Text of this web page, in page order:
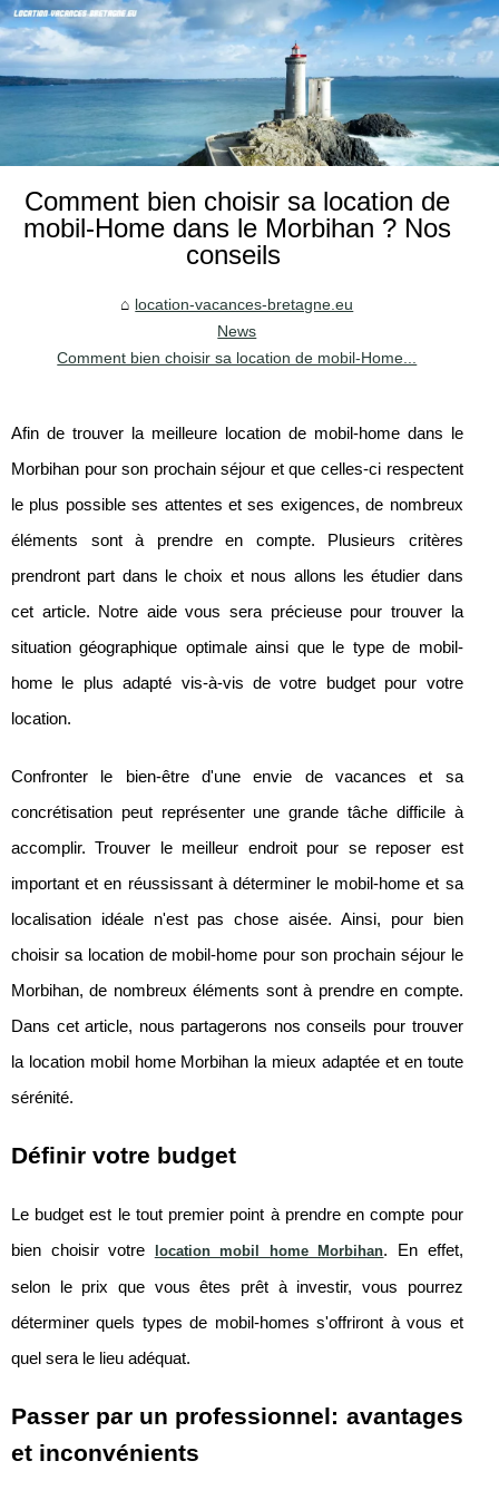
Comment bien choisir sa location de
mobil-Home dans le Morbihan ? Nos
conseils
location-vacances-bretagne.eu
News
Comment bien choisir sa location de mobil-Home...
Afin de trouver la meilleure location de mobil-home dans le
Morbihan pour son prochain séjour et que celles-ci respectent
le plus possible ses attentes et ses exigences, de nombreux
éléments sont à prendre en compte. Plusieurs critères
prendront part dans le choix et nous allons les étudier dans
cet article. Notre aide vous sera précieuse pour trouver la
situation géographique optimale ainsi que le type de mobil-
home le plus adapté vis-à-vis de votre budget pour votre
location.
Confronter le bien-être d'une envie de vacances et sa
concrétisation peut représenter une grande tâche difficile à
accomplir. Trouver le meilleur endroit pour se reposer est
important et en réussissant à déterminer le mobil-home et sa
localisation idéale n'est pas chose aisée. Ainsi, pour bien
choisir sa location de mobil-home pour son prochain séjour le
Morbihan, de nombreux éléments sont à prendre en compte.
Dans cet article, nous partagerons nos conseils pour trouver
la location mobil home Morbihan la mieux adaptée et en toute
sérénité.
Définir votre budget
Le budget est le tout premier point à prendre en compte pour
bien choisir votre
location mobil home Morbihan. En effet,
selon le prix que vous êtes prêt à investir, vous pourrez
déterminer quels types de mobil-homes s'offriront à vous et
quel sera le lieu adéquat.
Passer par un professionnel: avantages
et inconvénients